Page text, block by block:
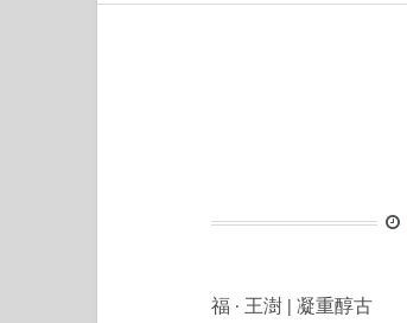
福 · 王澍 | 凝重醇古